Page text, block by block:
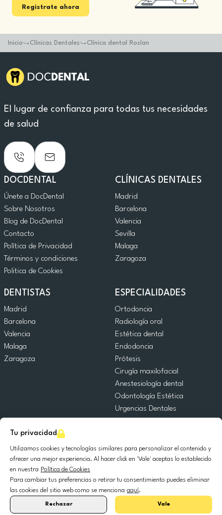
Tu privacidad
Utilizamos cookies y tecnologías similares para personalizar el contenido y
ofrecer una mejor experiencia. Al hacer click en 'Vale' aceptas lo establecido
en nuestra Política de Cookies
Para cambiar tus preferencias o retirar tu consentimiento puedes eliminar
las cookies del sitio web como se menciona aquí.
Rechazar Vale
Registrate ahora
Inicio Clínicas Dentales Clínica dental Roslan
El lugar de confianza para todas tus necesidades
de salud
DOCDENTAL
Únete a DocDental
Sobre Nosotros
Blog de DocDental
Contacto
Política de Privacidad
Términos y condiciones
Politica de Cookies
CLÍNICAS DENTALES
Madrid
Barcelona
Valencia
Sevilla
Malaga
Zaragoza
DENTISTAS
Madrid
Barcelona
Valencia
Malaga
Zaragoza
ESPECIALIDADES
Ortodoncia
Radiología oral
Estética dental
Endodoncia
Prótesis
Cirugía maxilofacial
Anestesiología dental
Odontología Estética
Urgencias Dentales
Cirugía Oral
Implantología dental
© 2025 DocDental. Todos los derechos reservados.
United España Polska